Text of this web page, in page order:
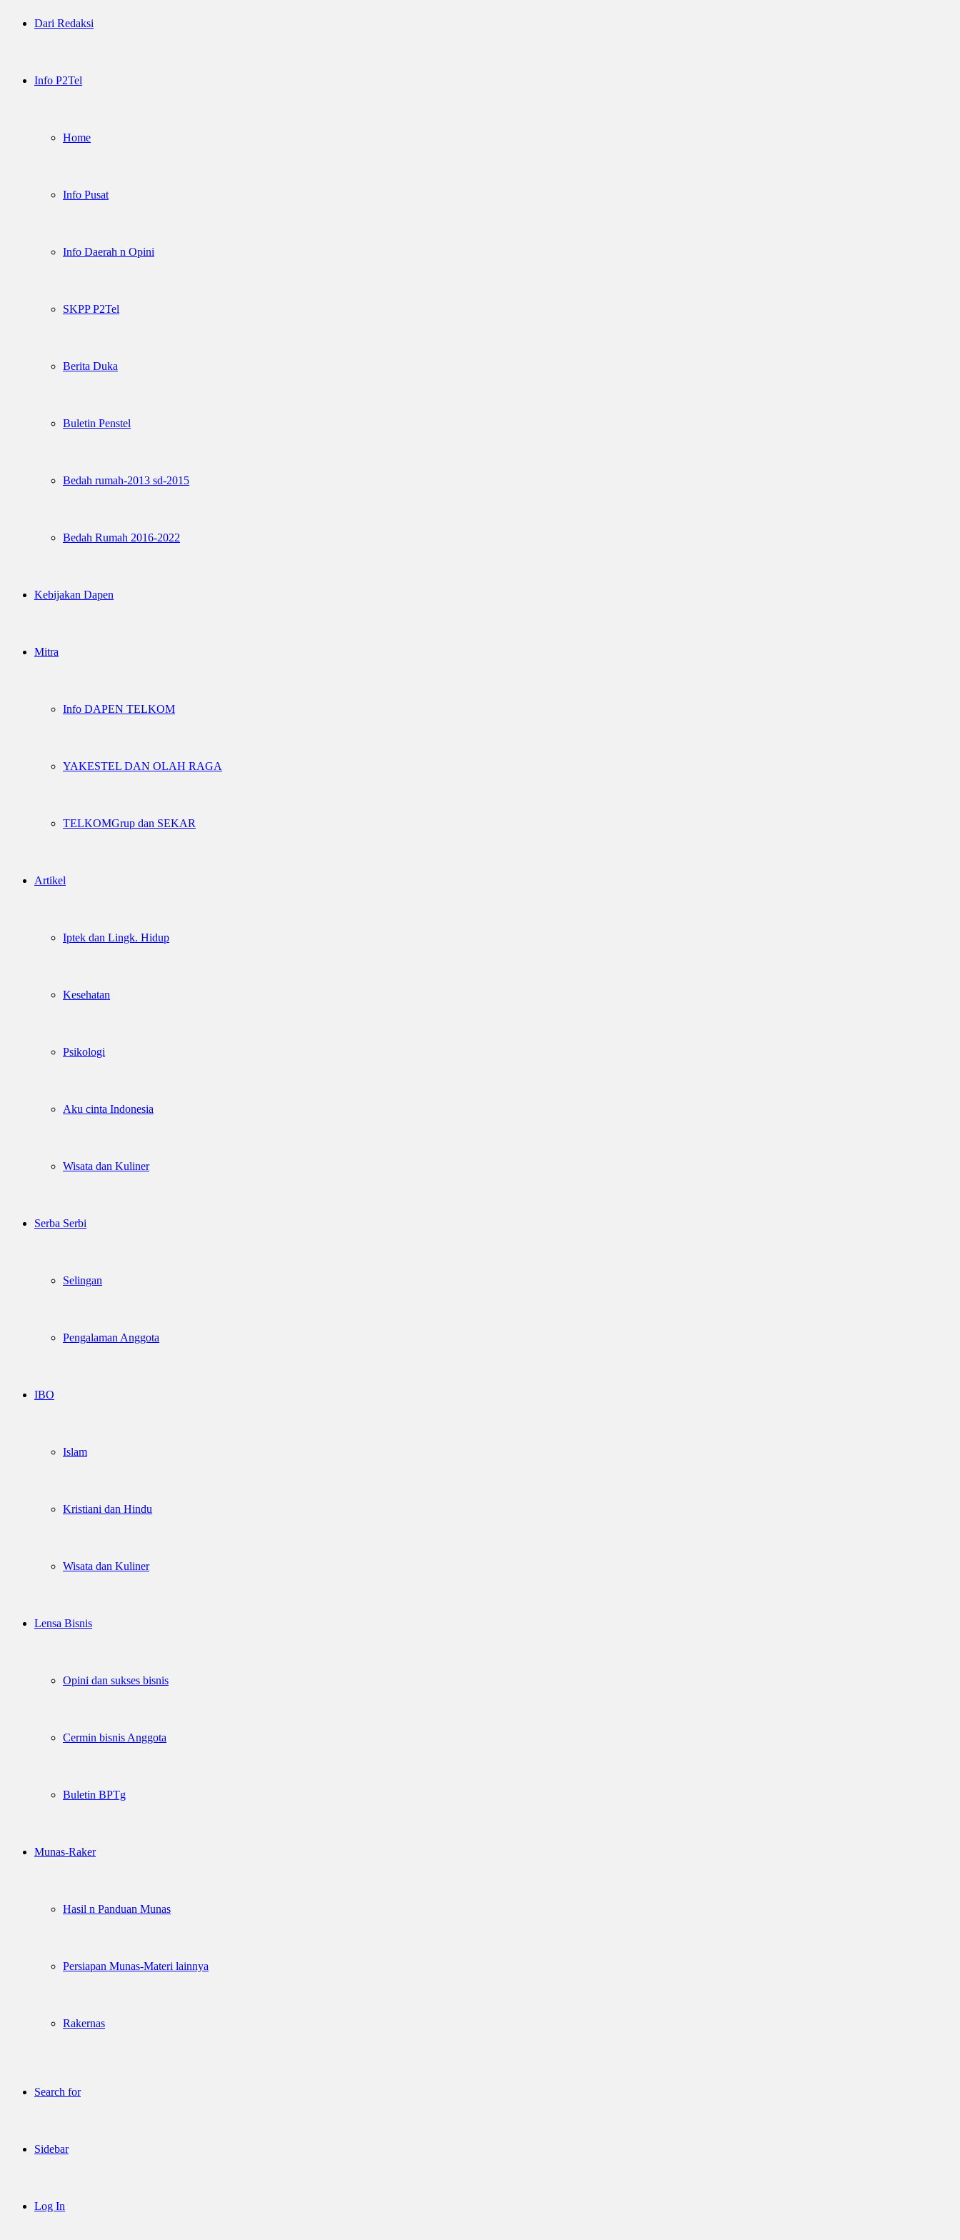
Dari Redaksi
Info P2Tel
Home
Info Pusat
Info Daerah n Opini
SKPP P2Tel
Berita Duka
Buletin Penstel
Bedah rumah-2013 sd-2015
Bedah Rumah 2016-2022
Kebijakan Dapen
Mitra
Info DAPEN TELKOM
YAKESTEL DAN OLAH RAGA
TELKOMGrup dan SEKAR
Artikel
Iptek dan Lingk. Hidup
Kesehatan
Psikologi
Aku cinta Indonesia
Wisata dan Kuliner
Serba Serbi
Selingan
Pengalaman Anggota
IBO
Islam
Kristiani dan Hindu
Wisata dan Kuliner
Lensa Bisnis
Opini dan sukses bisnis
Cermin bisnis Anggota
Buletin BPTg
Munas-Raker
Hasil n Panduan Munas
Persiapan Munas-Materi lainnya
Rakernas
Search for
Sidebar
Log In